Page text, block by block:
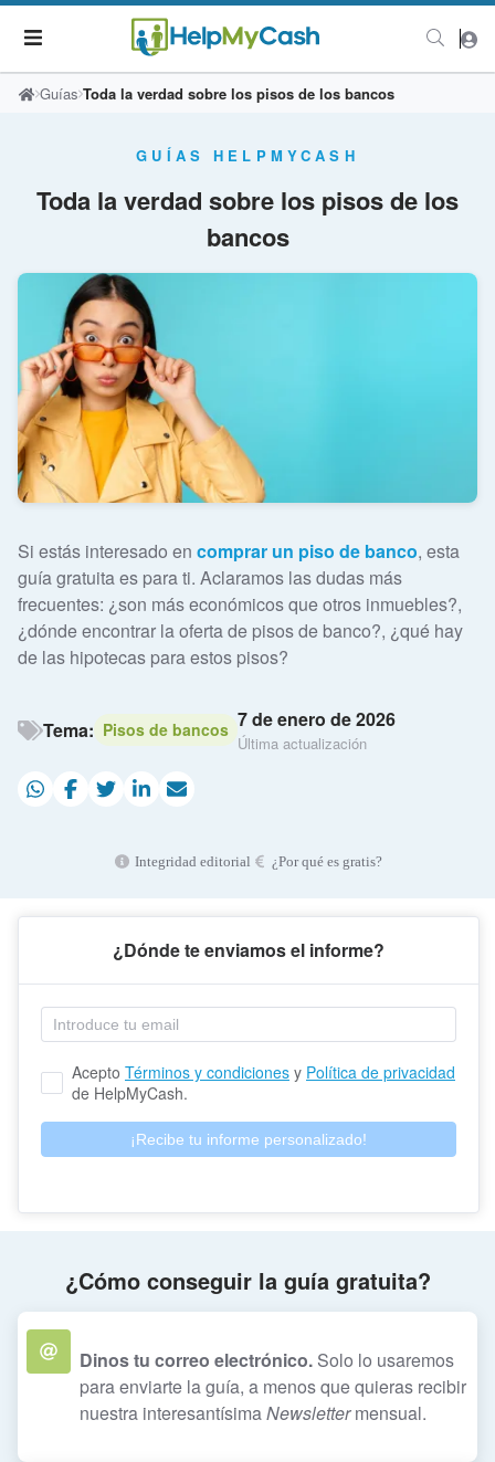
Guías Toda la verdad sobre los pisos de los bancos
GUÍAS HELPMYCASH
Toda la verdad sobre los pisos de los
bancos
Si estás interesado en comprar un piso de banco, esta
guía gratuita es para ti. Aclaramos las dudas más
frecuentes: ¿son más económicos que otros inmuebles?,
¿dónde encontrar la oferta de pisos de banco?, ¿qué hay
de las hipotecas para estos pisos?
Tema: Pisos de bancos 7 de enero de 2026
Última actualización
Integridad editorial ¿Por qué es gratis?
¿Dónde te enviamos el informe?
Acepto Términos y condiciones y Política de privacidad
de HelpMyCash.
¡Recibe tu informe personalizado!
¿Cómo conseguir la guía gratuita?
Dinos tu correo electrónico. Solo lo usaremos
para enviarte la guía, a menos que quieras recibir
nuestra interesantísimaNewslettermensual.